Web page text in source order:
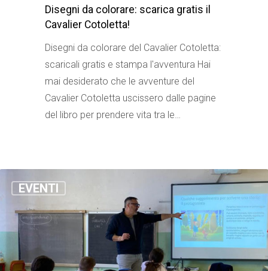
Disegni da colorare: scarica gratis il
Cavalier Cotoletta!
Disegni da colorare del Cavalier Cotoletta:
scaricali gratis e stampa l'avventura Hai
mai desiderato che le avventure del
Cavalier Cotoletta uscissero dalle pagine
del libro per prendere vita tra le…
EVENTI